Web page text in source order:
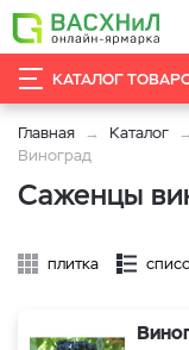
КАТАЛОГ
Главная Каталог
Виноград
Саженцы
плитка